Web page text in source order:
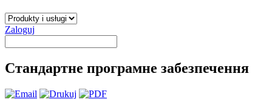
Zaloguj
Стандартне програмне забезпечення